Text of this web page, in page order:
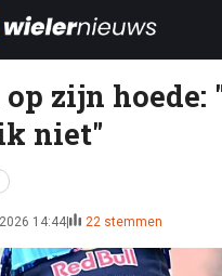
zijn hoede:
niet"
14:44 22 stemmen